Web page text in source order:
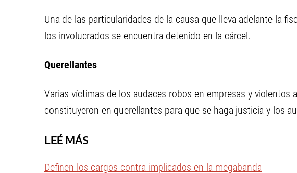
Una de las particularidades de la causa que lleva adelante la
los involucrados se encuentra detenido en la cárcel.
Querellantes
Varias víctimas de los audaces robos en empresas y violentos
constituyeron en querellantes para que se haga justicia y los
LEÉ MÁS
Definen los cargos contra implicados en la megabanda